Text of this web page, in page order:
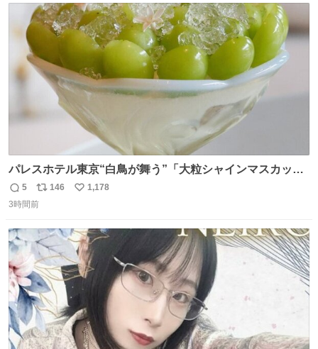
ト
数
数
パレスホテル東京“白鳥が舞う”「大粒シャインマスカット
パフェ」キラキラ輝く水面ジュレ添え - fashion-
press.net/news/149567
返
信
5
リ
ポ
ト
数
146
い
数
1,178
3時間前